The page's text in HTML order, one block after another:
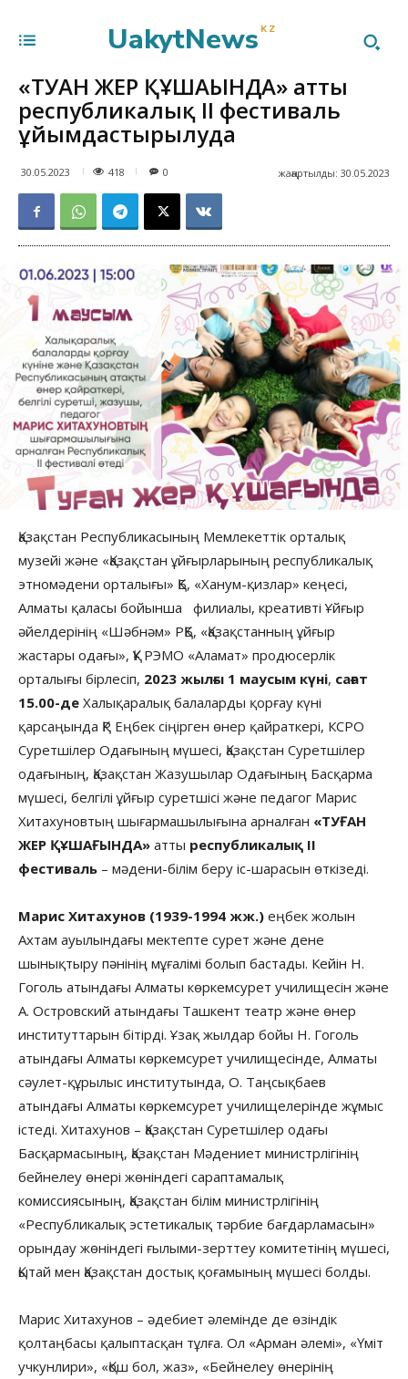
UakytNews KZ
«ТУҒАН ЖЕР ҚҰШАҒЫНДА» атты
республикалық ІІ фестиваль
ұйымдастырылуда
30.05.2023 418 жаңартылды: 30.05.2023
0
Қазақстан Республикасының Мемлекеттік орталық
музейі және «Қазақстан ұйғырларының республикалық
этномәдени орталығы» ҚБ, «Ханум-қизлар» кеңесі,
Алматы қаласы бойынша филиалы, креативті Ұйғыр
әйелдерінің «Шәбнәм» РҚБ, «Қазақстанның ұйғыр
жастары одағы», ҚҰ РЭМО «Аламат» продюсерлік
орталығы бірлесіп, 2023 жылғы 1 маусым күні, сағат
15.00-де Халықаралық балаларды қорғау күні
қарсаңында ҚР Еңбек сіңірген өнер қайраткері, КСРО
Суретшілер Одағының мүшесі, Қазақстан Суретшілер
одағының, Қазақстан Жазушылар Одағының Басқарма
мүшесі, белгілі ұйғыр суретшісі және педагог Марис
Хитахуновтың шығармашылығына арналған «ТУҒАН
ЖЕР ҚҰШАҒЫНДА» атты республикалық ІІ
фестиваль – мәдени-білім беру іс-шарасын өткізеді.
Марис Хитахунов (1939-1994 жж.) еңбек жолын
Ахтам ауылындағы мектепте сурет және дене
шынықтыру пәнінің мұғалімі болып бастады. Кейін Н.
Гоголь атындағы Алматы көркемсурет училищесін және
А. Островский атындағы Ташкент театр және өнер
институттарын бітірді. Ұзақ жылдар бойы Н. Гоголь
атындағы Алматы көркемсурет училищесінде, Алматы
сәулет-құрылыс институтында, О. Таңсықбаев
атындағы Алматы көркемсурет училищелерінде жұмыс
істеді. Хитахунов – Қазақстан Суретшілер одағы
Басқармасының, Қазақстан Мәдениет министрлігінің
бейнелеу өнері жөніндегі сараптамалық
комиссиясының, Қазақстан білім министрлігінің
«Республикалық эстетикалық тәрбие бағдарламасын»
орындау жөніндегі ғылыми-зерттеу комитетінің мүшесі,
Қытай мен Қазақстан достық қоғамының мүшесі болды.
Марис Хитахунов – әдебиет әлемінде де өзіндік
қолтаңбасы қалыптасқан тұлға. Ол «Арман әлемі», «Үміт
учкунлири», «Қош бол, жаз», «Бейнелеу өнерінің